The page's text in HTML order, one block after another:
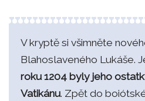
V kryptě si všimněte
Blahoslaveného Lukáše.
roku 1204 byly jeho
Vatikánu. Zpět do